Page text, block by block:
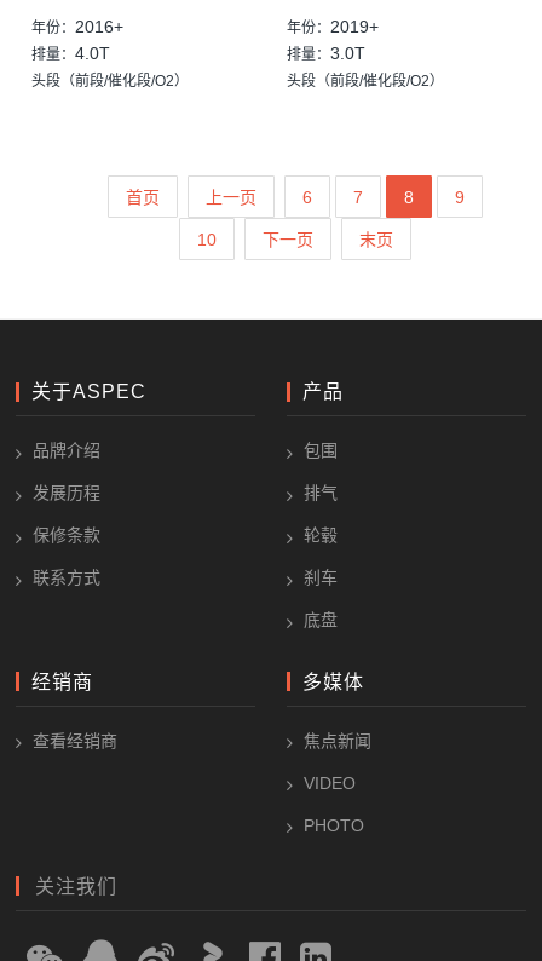
年份：2016+
排量：4.0T
头段（前段/催化段/O2）
年份：2019+
排量：3.0T
头段（前段/催化段/O2）
首页 上一页 6 7 8 9
10 下一页 末页
关于ASPEC
品牌介绍
发展历程
保修条款
联系方式
产品
包围
排气
轮毂
刹车
底盘
经销商
查看经销商
多媒体
焦点新闻
VIDEO
PHOTO
关注我们